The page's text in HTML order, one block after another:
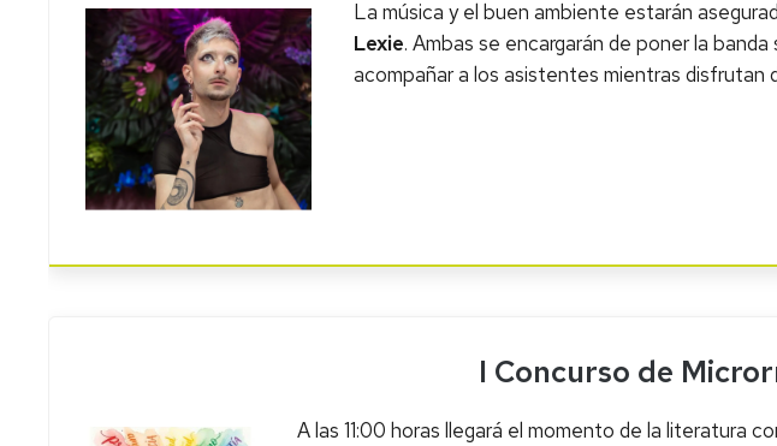
La música y el buen ambiente estarán
Lexie. Ambas se encargarán de poner la
acompañar a los asistentes mientras disfrutan
I Concurso de
A las 11:00 horas llegará el momento de la literatura